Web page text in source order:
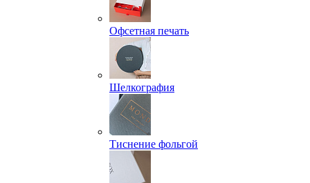
Офсетная печать
Шелкография
Тиснение фольгой